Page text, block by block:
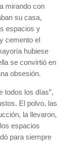
mirando con
su casa,
espacios y
cemento el
hubiese
se convirtió en
obsesión.
todos los días”,
El polvo, las
la llevaron,
espacios
para siempre